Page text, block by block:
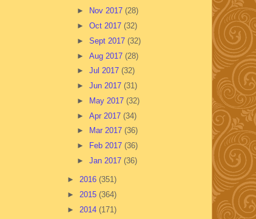
► Nov 2017 (28)
► Oct 2017 (32)
► Sept 2017 (32)
► Aug 2017 (28)
► Jul 2017 (32)
► Jun 2017 (31)
►
May 2017 (32)
► Apr 2017 (34)
►
Mar 2017 (36)
►
Feb 2017 (36)
► Jan 2017 (36)
► 2016 (351)
► 2015 (364)
► 2014 (171)